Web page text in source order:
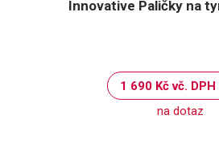
Innovative Paličky na
1 690 Kč vč. DPH
na dotaz